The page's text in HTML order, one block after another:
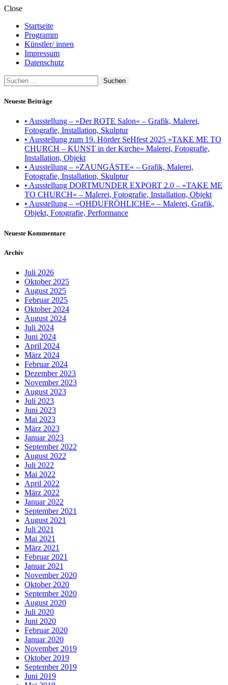
Close
Startseite
Programm
Künstler/ innen
Impressum
Datenschutz
Suchen
nach:
Neueste Beiträge
• Ausstellung – »Der ROTE Salon« – Grafik, Malerei,
Fotografie, Installation, Skulptur
• Ausstellung zum 19. Hörder SeHfest 2025 »TAKE ME TO
CHURCH – KUNST in der Kirche« Malerei, Fotografie,
Installation, Objekt
• Ausstellung – »ZAUNGÄSTE« – Grafik, Malerei,
Fotografie, Installation, Skulptur
• Ausstellung DORTMUNDER EXPORT 2.0 – »TAKE ME
TO CHURCH« – Malerei, Fotografie, Installation, Objekt
• Ausstellung – »OHDUFRÖHLICHE« – Malerei, Grafik,
Objekt, Fotografie, Performance
Neueste Kommentare
Archiv
Juli 2026
Oktober 2025
August 2025
Februar 2025
Oktober 2024
August 2024
Juli 2024
Juni 2024
April 2024
März 2024
Februar 2024
Dezember 2023
November 2023
August 2023
Juli 2023
Juni 2023
Mai 2023
März 2023
Januar 2023
September 2022
August 2022
Juli 2022
Mai 2022
April 2022
März 2022
Januar 2022
September 2021
August 2021
Juli 2021
Mai 2021
März 2021
Februar 2021
Januar 2021
November 2020
Oktober 2020
September 2020
August 2020
Juli 2020
Juni 2020
Februar 2020
Januar 2020
November 2019
Oktober 2019
September 2019
Juni 2019